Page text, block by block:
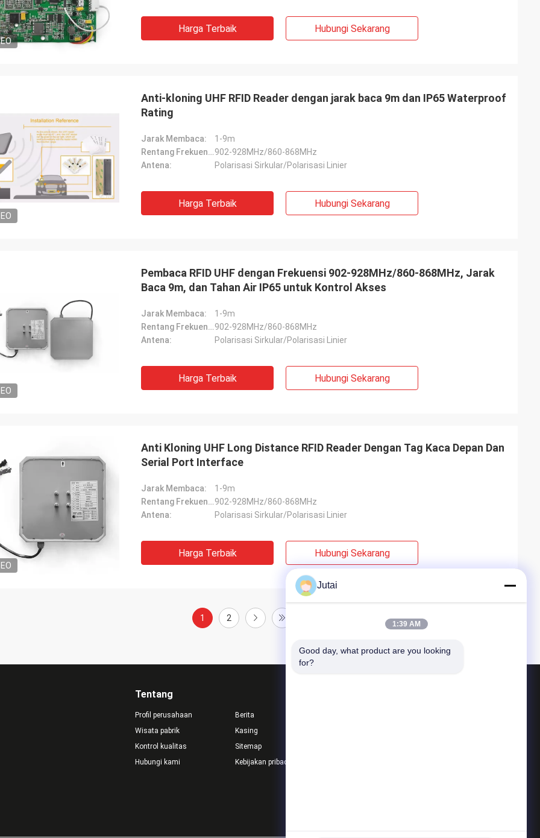
Harga Terbaik Hubungi Sekarang
Anti-kloning UHF RFID Reader dengan jarak baca 9m dan IP65 Waterproof
Rating
Jarak Membaca:
1-9m
Rentang Frekuensi:902-928MHz/860-868MHz
Antena:
Polarisasi Sirkular/Polarisasi Linier
Harga Terbaik Hubungi Sekarang
Pembaca RFID UHF dengan Frekuensi 902-928MHz/860-868MHz, Jarak
Baca 9m, dan Tahan Air IP65 untuk Kontrol Akses
Jarak Membaca:
1-9m
Rentang Frekuensi:902-928MHz/860-868MHz
Antena:
Polarisasi Sirkular/Polarisasi Linier
Harga Terbaik Hubungi Sekarang
Anti Kloning UHF Long Distance RFID Reader Dengan Tag Kaca Depan Dan
Serial Port Interface
Jarak Membaca:
1-9m
Rentang Frekuensi:902-928MHz/860-868MHz
Antena:
Polarisasi Sirkular/Polarisasi Linier
Harga Terbaik Hubungi Sekarang
1 2
Tentang
Profil perusahaan
Wisata pabrik
Kontrol kualitas
Hubungi kami
Berita
Kasing
Sitemap
Kebijakan pribadi
Jutai
1:39 AM
Good day, what product are you looking
for?